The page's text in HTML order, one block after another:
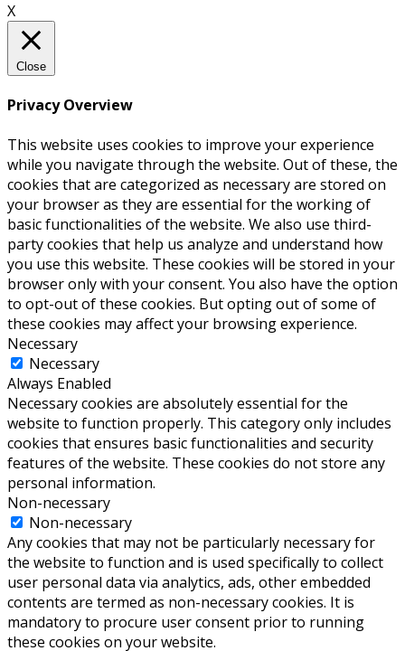
X
Close
Privacy Overview
This website uses cookies to improve your experience
while you navigate through the website. Out of these, the
cookies that are categorized as necessary are stored on
your browser as they are essential for the working of
basic functionalities of the website. We also use third-
party cookies that help us analyze and understand how
you use this website. These cookies will be stored in your
browser only with your consent. You also have the option
to opt-out of these cookies. But opting out of some of
these cookies may affect your browsing experience.
Necessary
Necessary
Always Enabled
Necessary cookies are absolutely essential for the
website to function properly. This category only includes
cookies that ensures basic functionalities and security
features of the website. These cookies do not store any
personal information.
Non-necessary
Non-necessary
Any cookies that may not be particularly necessary for
the website to function and is used specifically to collect
user personal data via analytics, ads, other embedded
contents are termed as non-necessary cookies. It is
mandatory to procure user consent prior to running
these cookies on your website.